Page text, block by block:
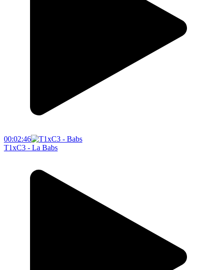
00:02:46
T1xC3 - La Babs